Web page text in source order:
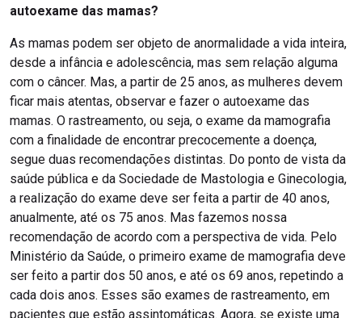
autoexame das mamas?
As mamas podem ser objeto de anormalidade a vida inteira,
desde a infância e adolescência, mas sem relação alguma
com o câncer. Mas, a partir de 25 anos, as mulheres devem
ficar mais atentas, observar e fazer o autoexame das
mamas. O rastreamento, ou seja, o exame da mamografia
com a finalidade de encontrar precocemente a doença,
segue duas recomendações distintas. Do ponto de vista da
saúde pública e da Sociedade de Mastologia e Ginecologia,
a realização do exame deve ser feita a partir de 40 anos,
anualmente, até os 75 anos. Mas fazemos nossa
recomendação de acordo com a perspectiva de vida. Pelo
Ministério da Saúde, o primeiro exame de mamografia deve
ser feito a partir dos 50 anos, e até os 69 anos, repetindo a
cada dois anos. Esses são exames de rastreamento, em
pacientes que estão assintomáticas. Agora, se existe uma